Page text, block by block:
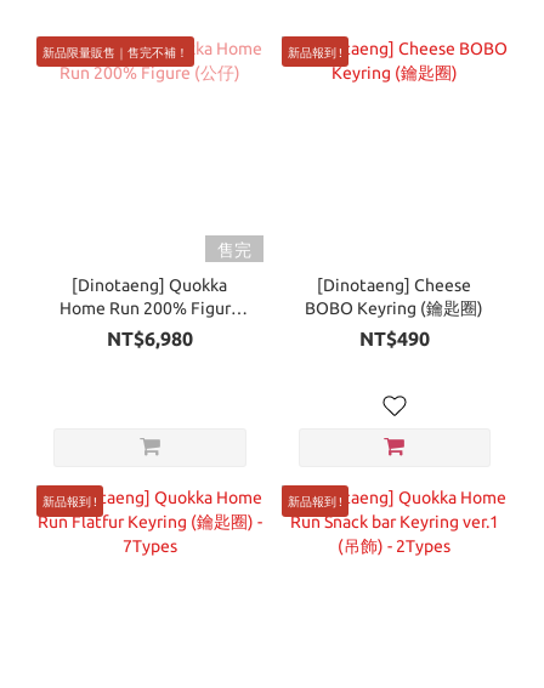
新品限量販售｜售完不補！
售完
[Dinotaeng] Quokka
Home Run 200% Figure
(公仔)
NT$6,980
新品報到 !
[Dinotaeng] Cheese
BOBO Keyring (鑰匙圈)
NT$490
新品報到 ! 新品報到 !